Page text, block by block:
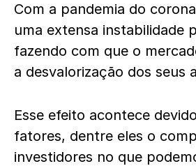
Com a pandemia do
uma extensa instabilidade
fazendo com que o
a desvalorização dos seus
Esse efeito acontece
fatores, dentre eles o
investidores no que